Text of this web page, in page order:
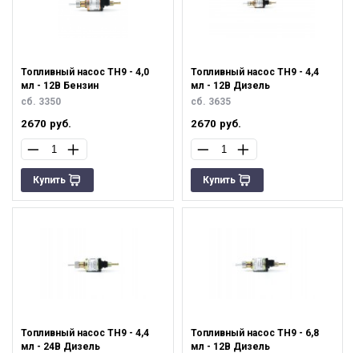
Топливный насос ТН9 - 4,0
мл - 12В Бензин
сб. 3350
2670 руб.
Купить
Топливный насос ТН9 - 4,4
мл - 12В Дизель
сб. 3635
2670 руб.
Купить
Топливный насос ТН9 - 4,4
мл - 24В Дизель
Топливный насос ТН9 - 6,8
мл - 12В Дизель